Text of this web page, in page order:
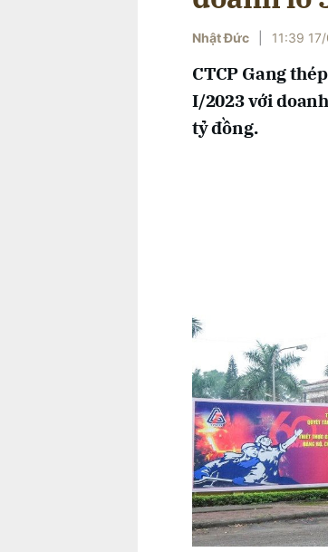
Nhật Đức 11:39
CTCP Gang
I/2023 với
tỷ đồng.